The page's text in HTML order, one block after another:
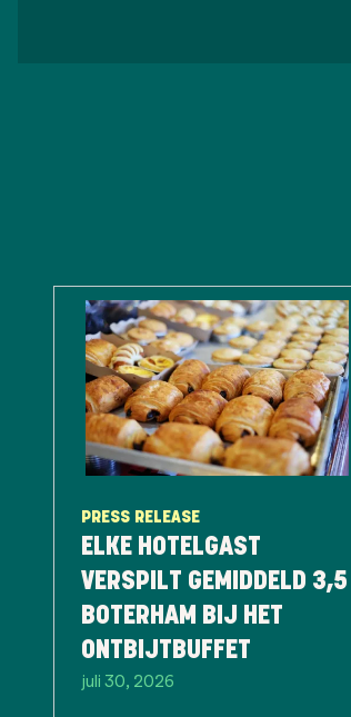
PRESS RELEASE
ELKE HOTELGAST
VERSPILT GEMIDDELD 3,5
BOTERHAM BIJ HET
ONTBIJTBUFFET
juli 30, 2026